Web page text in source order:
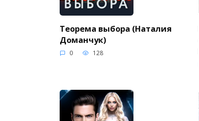
Теорема выбора (Наталия
Доманчук)
0 128